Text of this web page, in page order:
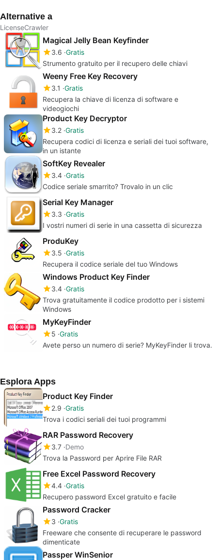
Alternative a
LicenseCrawler
Magical Jelly Bean Keyfinder
3.6 Gratis
Strumento gratuito per il recupero delle chiavi
Weeny Free Key Recovery
3.1 Gratis
Recupera la chiave di licenza di software e
videogiochi
Product Key Decryptor
3.2 Gratis
Recupera codici di licenza e seriali dei tuoi software,
in un istante
SoftKey Revealer
3.4 Gratis
Codice seriale smarrito? Trovalo in un clic
Serial Key Manager
3.3 Gratis
I vostri numeri di serie in una cassetta di sicurezza
ProduKey
3.5 Gratis
Recupera il codice seriale del tuo Windows
Windows Product Key Finder
3.4 Gratis
Trova gratuitamente il codice prodotto per i sistemi
Windows
MyKeyFinder
5 Gratis
Avete perso un numero di serie? MyKeyFinder li trova.
Esplora Apps
Product Key Finder
2.9 Gratis
Trova i codici seriali dei tuoi programmi
RAR Password Recovery
3.7 Demo
Trova la Password per Aprire File RAR
Free Excel Password Recovery
4.4 Gratis
Recupero password Excel gratuito e facile
Password Cracker
3 Gratis
Freeware che consente di recuperare le password
dimenticate
Passper WinSenior